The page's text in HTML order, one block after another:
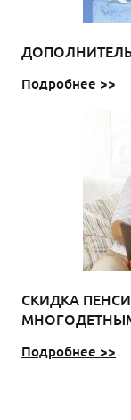
Подробнее >>
СКИДКА
Подробнее >>